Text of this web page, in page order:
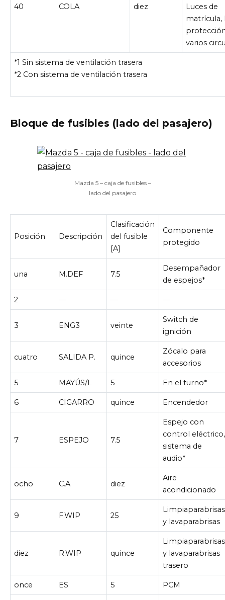
40 COLA diez
Luces de
matrícula,
varios
*1 Sin sistema de ventilación trasera
*2 Con sistema de ventilación trasera
Bloque de fusibles (lado del pasajero)
Mazda 5 – caja de fusibles –
lado del pasajero
Posición Descripción
Clasificación
del fusible
[A]
Componente
protegido
una M.DEF 7.5
Desempañador
de espejos*
2 — — —
3 ENG3 veinte
Switch de
ignición
cuatro SALIDA P. quince
Zócalo para
accesorios
5 MAYÚS/L 5 En el turno*
6 CIGARRO quince Encendedor
7 ESPEJO 7.5
Espejo con
control eléctrico,
sistema de
audio*
ocho C.A diez
Aire
acondicionado
9 F.WIP 25
Limpiaparabrisas
y lavaparabrisas
diez R.WIP quince
Limpiaparabrisas
y lavaparabrisas
trasero
once ES 5 PCM